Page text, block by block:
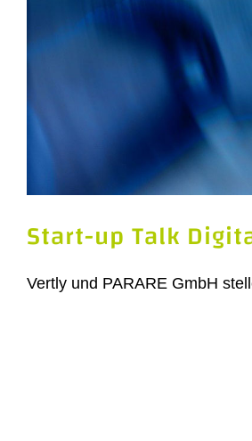
Start-up Talk
Vertly und PARARE GmbH